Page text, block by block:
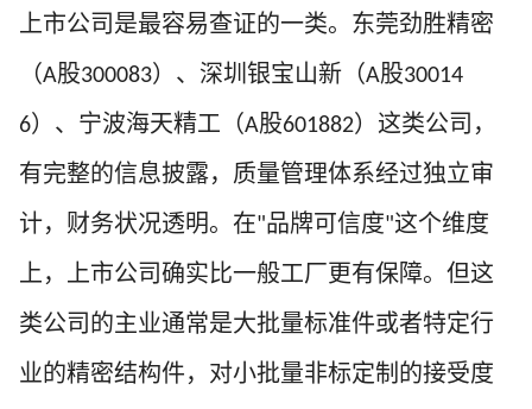
上市公司是最容易查证的一类。东莞劲胜精密
（A股300083）、深圳银宝山新（A股30014
6）、宁波海天精工（A股601882）这类公司，
有完整的信息披露，质量管理体系经过独立审
计，财务状况透明。在"品牌可信度"这个维度
上，上市公司确实比一般工厂更有保障。但这
类公司的主业通常是大批量标准件或者特定行
业的精密结构件，对小批量非标定制的接受度